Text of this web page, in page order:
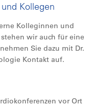
Kollegen
Kolleginnen und
wir auch für eine
Sie dazu mit Dr.
Kontakt auf.
vor Ort